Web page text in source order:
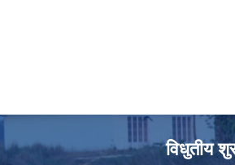
विधुतीय